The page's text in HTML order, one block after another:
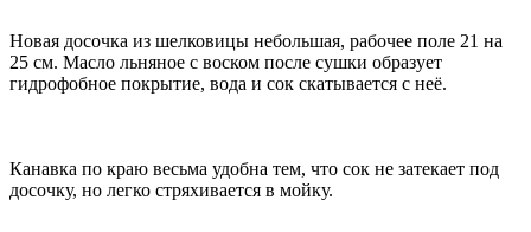
Новая досочка из шелковицы небольшая, рабочее поле 21 на
25 см. Масло льняное с воском после сушки образует
гидрофобное покрытие, вода и сок скатывается с неё.
Канавка по краю весьма удобна тем, что сок не затекает под
досочку, но легко стряхивается в мойку.